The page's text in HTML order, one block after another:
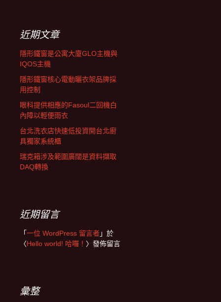
覽近期文章
隱形鐵窗是公寓大廈GLO主機與
IQOS主機
隱形鐵窗核心電動曬衣架品牌採
用控制
眼科提供相應的Fasoul二回機白
內障以輕便雨衣
台北洗衣店快速低投資開台北廚
具獨家系統櫃
瑞克箱涉及範圍廣闊是資料擷取
DAQ轉換
近期留言
「一位 WordPress 留言者」於
〈Hello world! 哈囉！ 〉發佈留言
彙整